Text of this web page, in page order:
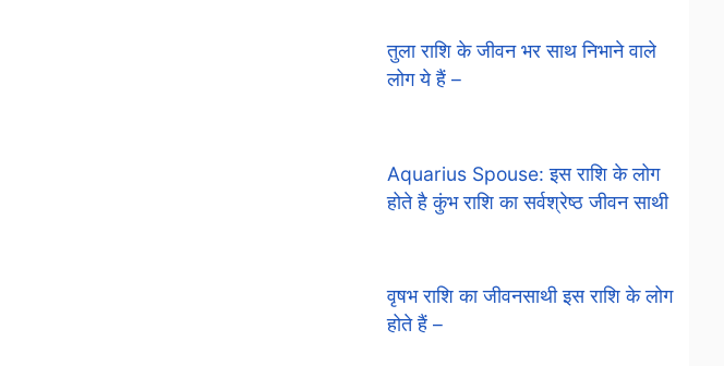
तुला राशि के जीवन भर साथ निभाने वाले
लोग ये हैं –
Aquarius Spouse: इस राशि के लोग
होते है कुंभ राशि का सर्वश्रेष्ठ जीवन साथी
वृषभ राशि का जीवनसाथी इस राशि के लोग
होते हैं –